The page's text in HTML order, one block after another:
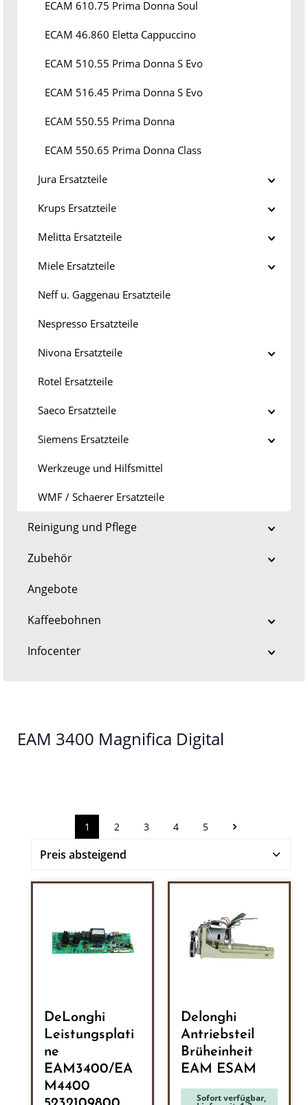
ECAM 610.75 Prima Donna Soul
ECAM 46.860 Eletta Cappuccino
ECAM 510.55 Prima Donna S Evo
ECAM 516.45 Prima Donna S Evo
ECAM 550.55 Prima Donna
ECAM 550.65 Prima Donna Class
Jura Ersatzteile
Krups Ersatzteile
Melitta Ersatzteile
Miele Ersatzteile
Neff u. Gaggenau Ersatzteile
Nespresso Ersatzteile
Nivona Ersatzteile
Rotel Ersatzteile
Saeco Ersatzteile
Siemens Ersatzteile
Werkzeuge und Hilfsmittel
WMF / Schaerer Ersatzteile
Reinigung und Pflege
Zubehör
Angebote
Kaffeebohnen
Infocenter
EAM 3400 Magnifica Digital
Seite
1 Seite
2 Seite
3 Seite
4 Seite
5
DeLonghi
Leistungsplati
ne
EAM3400/EA
M4400
Delonghi
Antriebsteil
Brüheinheit
EAM ESAM
Sofort verfügbar,